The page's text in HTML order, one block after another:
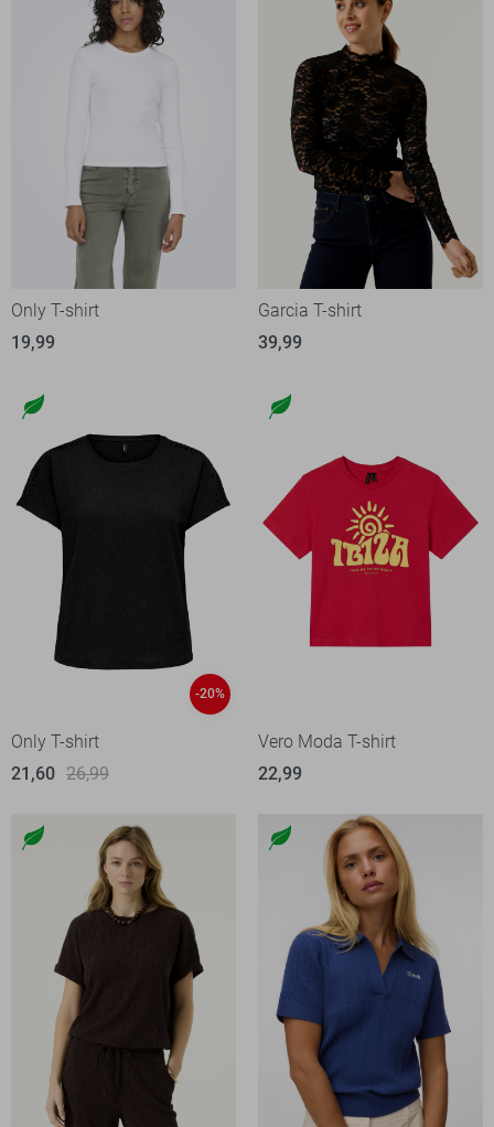
Only T-shirt
19,99
Garcia T-shirt
39,99
-20%
Only T-shirt
21,60 26,99
Vero Moda T-shirt
22,99